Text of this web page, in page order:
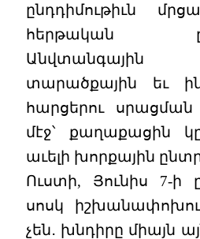
ընդդիմութիւն
հերթական
Անվտանգային
տարածքային եւ
հարցերու սրացման
մէջ՝ քաղաքացին
աւելի խորքային
Ուստի, Յունիս 7-ի
սոսկ
չեն․ խնդիրը միայն